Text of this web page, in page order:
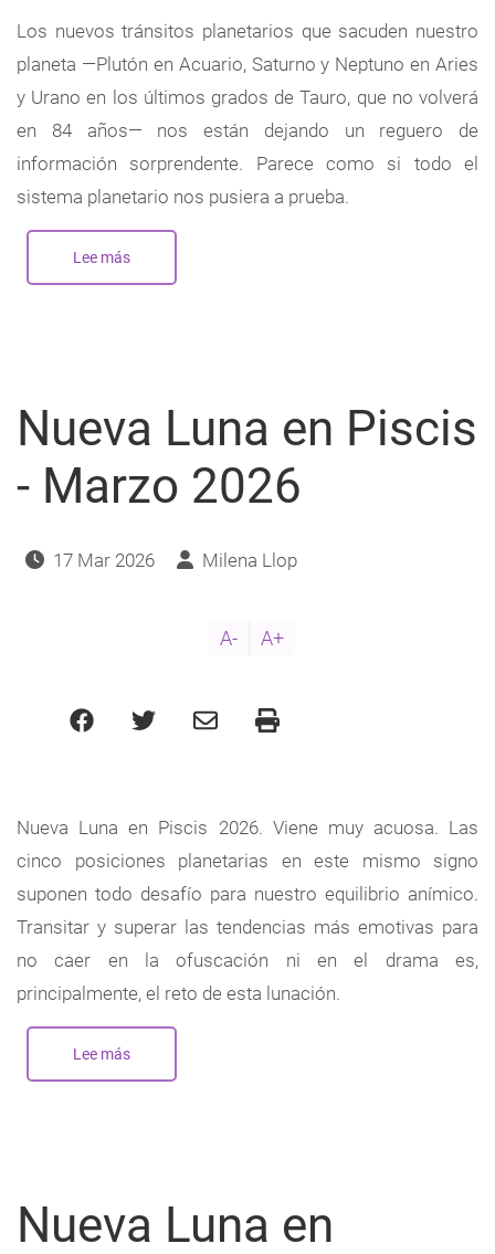
Los nuevos tránsitos planetarios que sacuden nuestro
planeta —Plutón en Acuario, Saturno y Neptuno en Aries
y Urano en los últimos grados de Tauro, que no volverá
en 84 años— nos están dejando un reguero de
información sorprendente. Parece como si todo el
sistema planetario nos pusiera a prueba.
Lee mássobre
Luna
Nueva Luna en Piscis
- Marzo 2026
17 Mar 2026 Milena Llop
A- A+
Nueva Luna en Piscis 2026. Viene muy acuosa. Las
cinco posiciones planetarias en este mismo signo
suponen todo desafío para nuestro equilibrio anímico.
Transitar y superar las tendencias más emotivas para
no caer en la ofuscación ni en el drama es,
principalmente, el reto de esta lunación.
Lee mássobre
Luna
Nueva Luna en